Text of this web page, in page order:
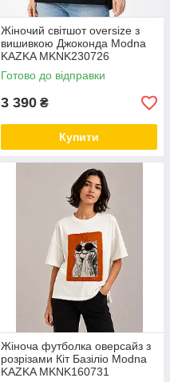
Жіночий світшот oversize з
вишивкою Джоконда Modna
KAZKA MKNK230726
Готово до відправки
3 390 ₴
Купити
Жіноча футболка оверсайз з
розрізами Кіт Базіліо Modna
KAZKA MKNK160731